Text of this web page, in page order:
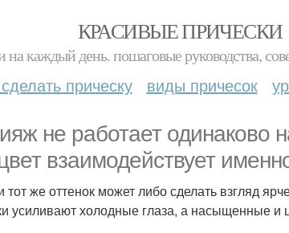
КРАСИВЫЕ ПРИЧЕСКИ
на каждый день. пошаговые руководства,
прическу виды причесок
не работает одинаково
взаимодействует
тот же оттенок может либо сделать взгляд
усиливают холодные глаза, а насыщенные